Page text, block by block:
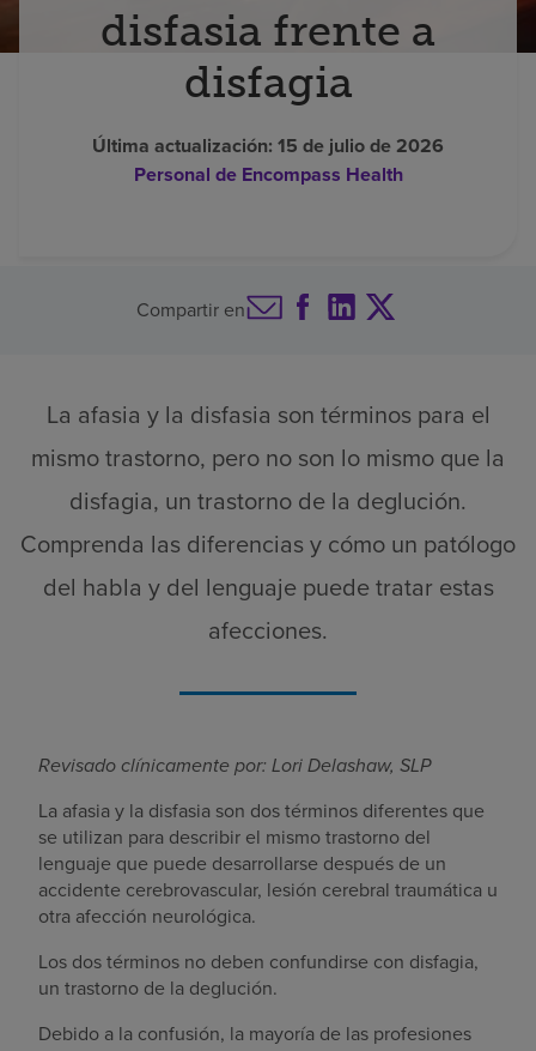
Buscar un centrodisfasia frente a
disfagia
Última actualización: 15 de julio de 2026
Personal de Encompass Health
Compartir en
La afasia y la disfasia son términos para el
mismo trastorno, pero no son lo mismo que la
disfagia, un trastorno de la deglución.
Comprenda las diferencias y cómo un patólogo
del habla y del lenguaje puede tratar estas
afecciones.
Revisado clínicamente por: Lori Delashaw, SLP
La afasia y la disfasia son dos términos diferentes que
se utilizan para describir el mismo trastorno del
lenguaje que puede desarrollarse después de un
accidente cerebrovascular, lesión cerebral traumática u
otra afección neurológica.
Los dos términos no deben confundirse con disfagia,
un trastorno de la deglución.
Debido a la confusión, la mayoría de las profesiones